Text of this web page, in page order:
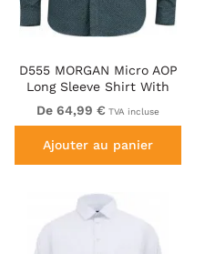
D555 MORGAN Micro AOP
Long Sleeve Shirt With
Concealed Button Down
Collar Navy
De 64,99 € TVA incluse
Ajouter au panier